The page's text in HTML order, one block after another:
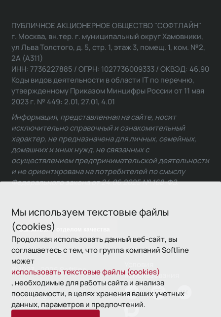
Мы используем текстовые файлы
(cookies)
Продолжая использовать данный веб-сайт, вы
соглашаетесь с тем, что группа компаний Softline
может
использовать текстовые файлы (cookies)
, необходимые для работы сайта и анализа
посещаемости, в целях хранения ваших учетных
данных, параметров и предпочтений.
Связаться с отделом качества
ПУБЛИЧНОЕ АКЦИОНЕРНОЕ ОБЩЕСТВО "СОФТЛАЙН"
г. Москва, вн.тер. г. муниципальный округ Хамовники,
ул Льва Толстого, д. 5, стр. 1, этаж 3, помещ. 1, ком. №2,
2А (А311)
ИНН: 7736227885 / ОГРН: 1027736009333 / ОКВЭД: 46.90
Коды видов деятельности в области IT по перечню,
утвержденному Приказом Минцифры России от 11 мая
2023 г. № 449: 2.01, 27.01, 4.01
Информация, представленная на сайте, носит
исключительно справочный и ознакомительный
характер, не предназначена для личных, семейных,
домашних и иных нужд, не связанных с
осуществлением предпринимательской деятельности
и не ориентирована на потребителей по смыслу
Федерального закона от 24.06.2025 № 168-ФЗ.
© 1993—2026 Softline
использования
Политика
конфиденциальности